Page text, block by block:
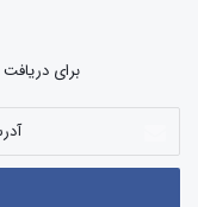
برای
خود